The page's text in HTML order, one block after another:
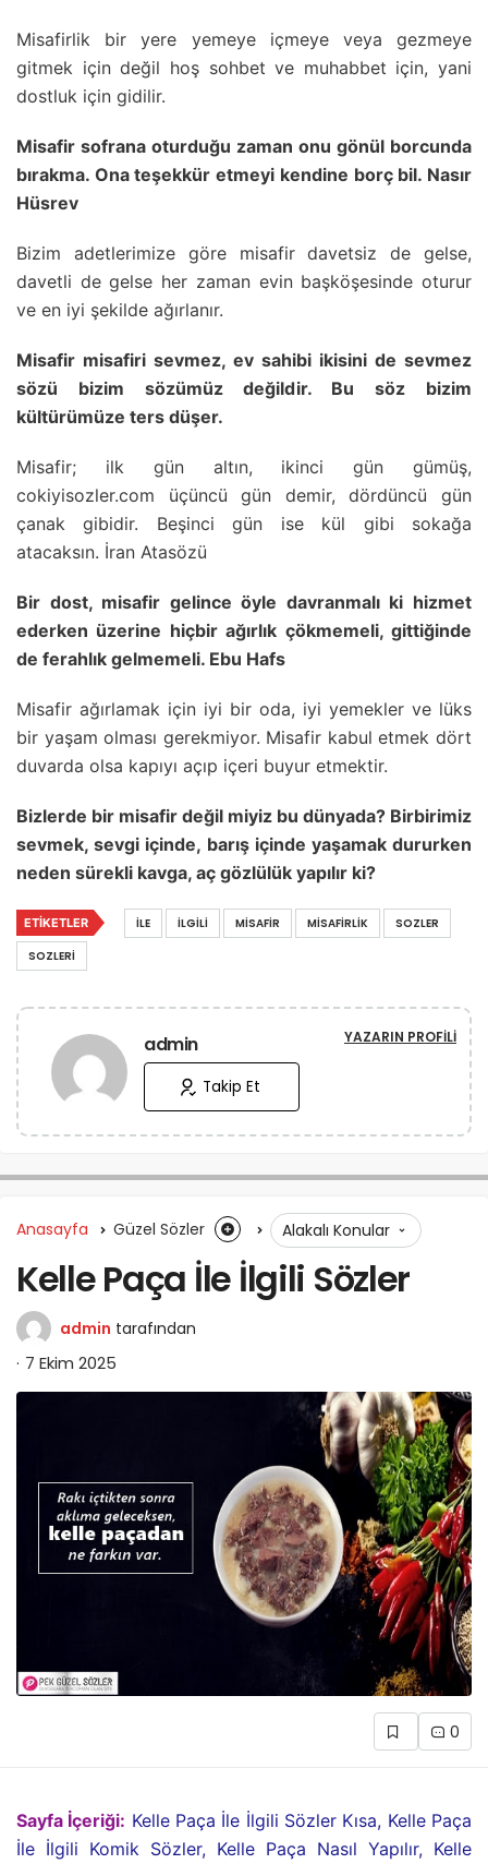
Misafirlik bir yere yemeye içmeye veya gezmeye
gitmek için değil hoş sohbet ve muhabbet için, yani
dostluk için gidilir.
Misafir sofrana oturduğu zaman onu gönül borcunda
bırakma. Ona teşekkür etmeyi kendine borç bil. Nasır
Hüsrev
Bizim adetlerimize göre misafir davetsiz de gelse,
davetli de gelse her zaman evin başköşesinde oturur
ve en iyi şekilde ağırlanır.
Misafir misafiri sevmez, ev sahibi ikisini de sevmez
sözü bizim sözümüz değildir. Bu söz bizim
kültürümüze ters düşer.
Misafir; ilk gün altın, ikinci gün gümüş,
cokiyisozler.com üçüncü gün demir, dördüncü gün
çanak gibidir. Beşinci gün ise kül gibi sokağa
atacaksın. İran Atasözü
Bir dost, misafir gelince öyle davranmalı ki hizmet
ederken üzerine hiçbir ağırlık çökmemeli, gittiğinde
de ferahlık gelmemeli. Ebu Hafs
Misafir ağırlamak için iyi bir oda, iyi yemekler ve lüks
bir yaşam olması gerekmiyor. Misafir kabul etmek dört
duvarda olsa kapıyı açıp içeri buyur etmektir.
Bizlerde bir misafir değil miyiz bu dünyada? Birbirimiz
sevmek, sevgi içinde, barış içinde yaşamak dururken
neden sürekli kavga, aç gözlülük yapılır ki?
ETIKETLER İLE İLGILI MISAFIR MISAFIRLIK
SOZLER
SOZLERI
admin YAZARIN PROFILI
Takip Et
Anasayfa Güzel Sözler Alakalı Konular
Kelle Paça İle İlgili Sözler
admin tarafından
7 Ekim 2025
0
Sayfa İçeriği: Kelle Paça İle İlgili Sözler Kısa, Kelle Paça
İle İlgili Komik Sözler, Kelle Paça Nasıl Yapılır, Kelle